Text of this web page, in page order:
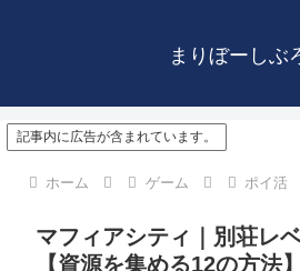
まりぼーしぶ
記事内に広告が含まれています。
ホーム ゲーム ポイ活
マフィアシティ｜別荘レ
【資源を集める12の方法】